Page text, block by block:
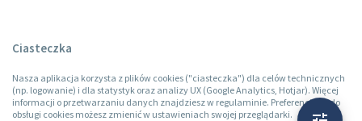
Ciasteczka
Nasza aplikacja korzysta z plików cookies ("ciasteczka") dla celów technicznych
(np. logowanie) i dla statystyk oraz analizy UX (Google Analytics, Hotjar). Więcej
informacji o przetwarzaniu danych znajdziesz w regulaminie. Preferencje co do
obsługi cookies możesz zmienić w ustawieniach swojej przeglądarki.